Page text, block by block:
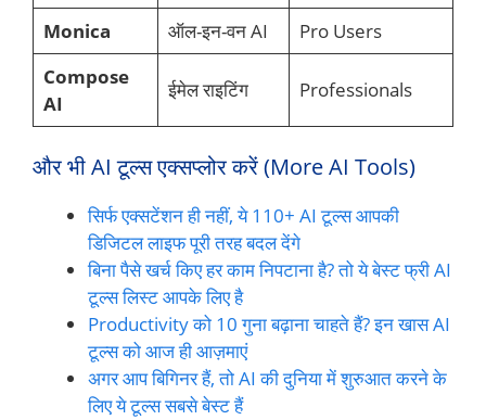
Monica
ऑल-इन-वन AI
Pro Users
Compose
AI
ईमेल राइटिंग Professionals
और भी AI टूल्स एक्सप्लोर करें (More AI Tools)
सिर्फ एक्सटेंशन ही नहीं, ये 110+ AI टूल्स आपकी
डिजिटल लाइफ पूरी तरह बदल देंगे
बिना पैसे खर्च किए हर काम निपटाना है? तो ये बेस्ट फ्री AI
टूल्स लिस्ट आपके लिए है
Productivity को 10 गुना बढ़ाना चाहते हैं? इन खास AI
टूल्स को आज ही आज़माएं
अगर आप बिगिनर हैं, तो AI की दुनिया में शुरुआत करने के
लिए ये टूल्स सबसे बेस्ट हैं